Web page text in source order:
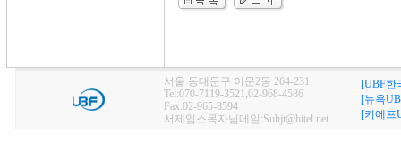
서울 동대문구 이문2동 264-231
Tel:070-7119-3521,02-968-4586
Fax:02-965-8594
서제임스목자님메일:Suhjt@hitel.net
[UBF한
[뉴욕
[키에프